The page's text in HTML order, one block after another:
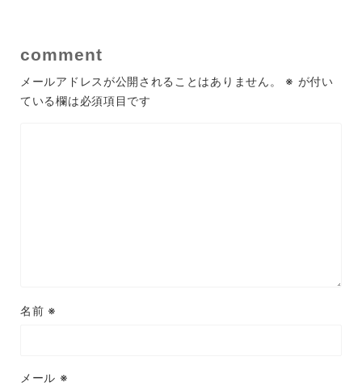
comment
メールアドレスが公開されることはありません。 ※ が付い
ている欄は必須項目です
名前 ※
メール ※